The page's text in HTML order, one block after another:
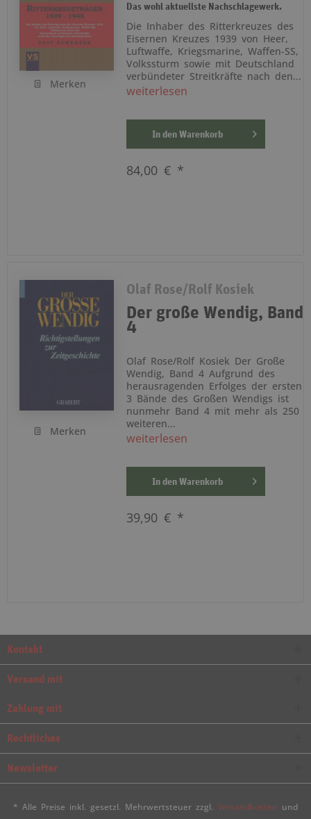
Merken
Das wohl aktuellste Nachschlagewerk.
Die Inhaber des Ritterkreuzes des
Eisernen Kreuzes 1939 von Heer,
Luftwaffe, Kriegsmarine, Waffen-SS,
Volkssturm sowie mit Deutschland
verbündeter Streitkräfte nach den...
weiterlesen
In den Warenkorb
84,00 € *
Merken
Olaf Rose/Rolf Kosiek
Der große Wendig, Band
4
Olaf Rose/Rolf Kosiek Der Große
Wendig, Band 4 Aufgrund des
herausragenden Erfolges der ersten
3 Bände des Großen Wendigs ist
nunmehr Band 4 mit mehr als 250
weiteren...
weiterlesen
In den Warenkorb
39,90 € *
Kontakt
Versand mit
Zahlung mit
Rechtliches
Newsletter
* Alle Preise inkl. gesetzl. Mehrwertsteuer zzgl. Versandkosten und